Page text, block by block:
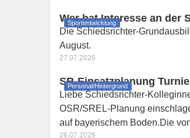
Sportentwicklung
Wer hat Interesse an der
Die Schiedsrichter-
August.
27.07.2026
Personal/Hintergrund
SR-Einsatzplanung
Liebe Schiedsrichter-
OSR/SREL-Planung
auf bayerischem Boden.Die
26.07.2026